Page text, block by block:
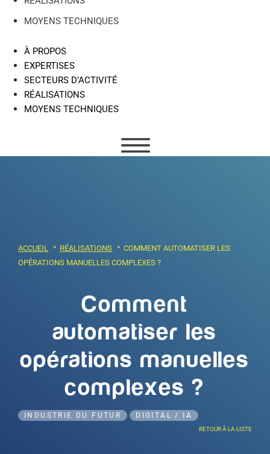
MOYENS TECHNIQUES
À PROPOS
EXPERTISES
SECTEURS D’ACTIVITÉ
RÉALISATIONS
MOYENS TECHNIQUES
ACCUEIL RÉALISATIONS
COMMENT AUTOMATISER LES
OPÉRATIONS MANUELLES COMPLEXES ?
Comment
automatiser les
opérations manuelles
complexes ?
INDUSTRIE DU FUTUR DIGITAL / IA
RETOUR À LA LISTE